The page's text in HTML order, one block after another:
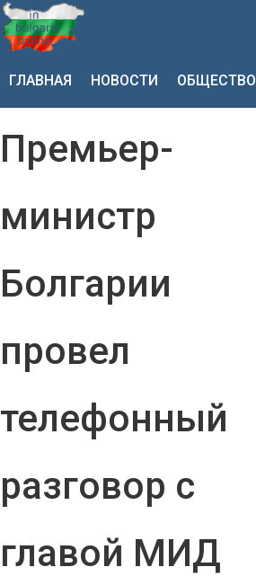
ГЛАВНАЯ НОВОСТИ ОБЩЕСТВО
Премьер-
министр
Болгарии
провел
телефонный
разговор с
главой МИД